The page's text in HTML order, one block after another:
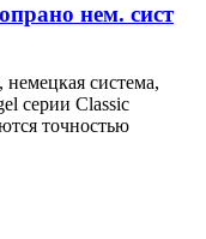
нем. сист
система,
серии Classic
точностью